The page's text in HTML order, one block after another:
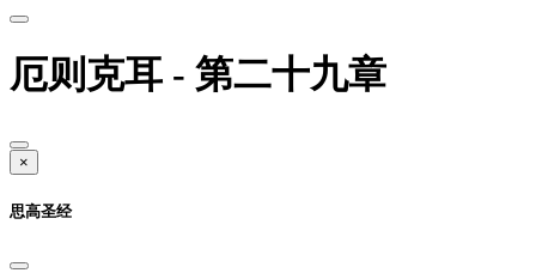
厄则克耳 - 第二十九章
×
思高圣经